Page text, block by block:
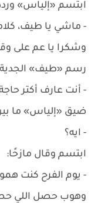
ابتسم «إلياس»
- ماشي يا طيف،
وشكرا يا عم على
رسم «طيف» الجدية
- أنت عارف أكتر
ضيق «إلياس» ما
- ايه؟
ابتسم وقال مازحًا:
- يوم الفرح كنت
وهوب حصل اللي